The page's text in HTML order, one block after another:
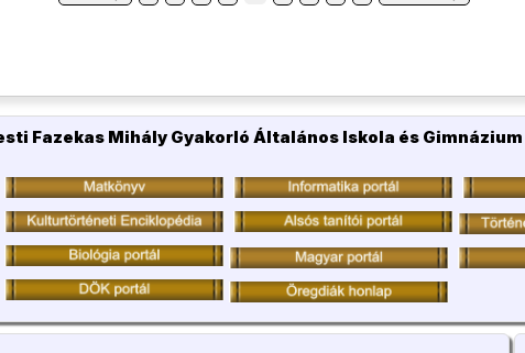
Fazekas Mihály Gyakorló Általános Iskola és Gimnázium